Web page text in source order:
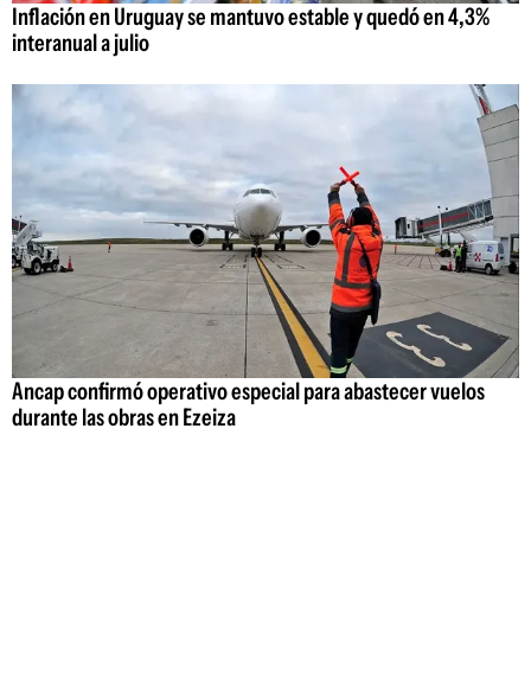
Inflación en Uruguay se mantuvo estable y quedó en 4,3%
interanual a julio
Ancap confirmó operativo especial para abastecer vuelos
durante las obras en Ezeiza